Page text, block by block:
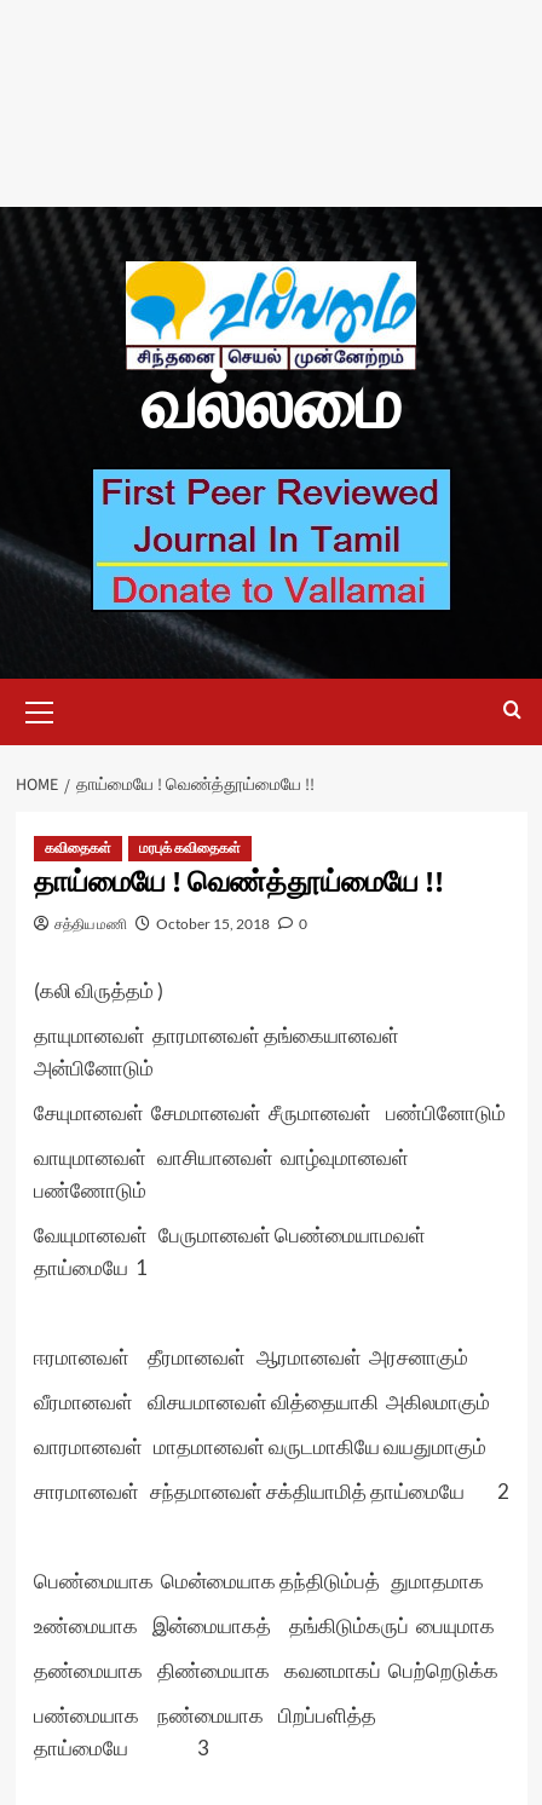
வல்லமை
Menu
HOME தாய்மையே ! வெண்த்தூய்மையே !!
கவிதைகள் மரபுக் கவிதைகள்
தாய்மையே ! வெண்த்தூய்மையே !!
சத்திய மணி October 15, 2018 0
(கலி விருத்தம்)
தாயுமானவள் தாரமானவள் தங்கையானவள்
அன்பினோடும்
சேயுமானவள் சேமமானவள் சீருமானவள் பண்பினோடும்
வாயுமானவள் வாசியானவள் வாழ்வுமானவள்
பண்ணோடும்
வேயுமானவள் பேருமானவள் பெண்மையாமவள்
தாய்மையே 1
ஈரமானவள் தீரமானவள் ஆரமானவள் அரசனாகும்
வீரமானவள் விசயமானவள் வித்தையாகி அகிலமாகும்
வாரமானவள் மாதமானவள் வருடமாகியே வயதுமாகும்
சாரமானவள் சந்தமானவள் சக்தியாமித் தாய்மையே 2
பெண்மையாக மென்மையாக தந்திடும்பத் துமாதமாக‌
உண்மையாக இன்மையாகத் தங்கிடும்கருப் பையுமாக‌
தண்மையாக திண்மையாக கவனமாகப் பெற்றெடுக்க‌
ப‌ண்மையாக நண்மையாக பிறப்பளித்த
தாய்மையே 3